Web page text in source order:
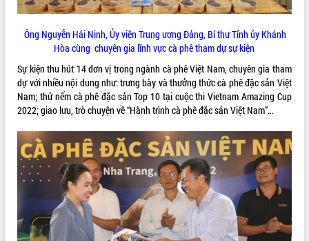
Ông Nguyễn Hải Ninh, Ủy viên Trung ương Đảng, Bí thư Tỉnh ủy Khánh
Hòa cùng chuyên gia lĩnh vực cà phê tham dự sự kiện
Sự kiện thu hút 14 đơn vị trong ngành cà phê Việt Nam, chuyên gia tham
dự với nhiều nội dung như: trưng bày và thưởng thức cà phê đặc sản Việt
Nam; thử nếm cà phê đặc sản Top 10 tại cuộc thi Vietnam Amazing Cup
2022; giao lưu, trò chuyện về “Hành trình cà phê đặc sản Việt Nam”…